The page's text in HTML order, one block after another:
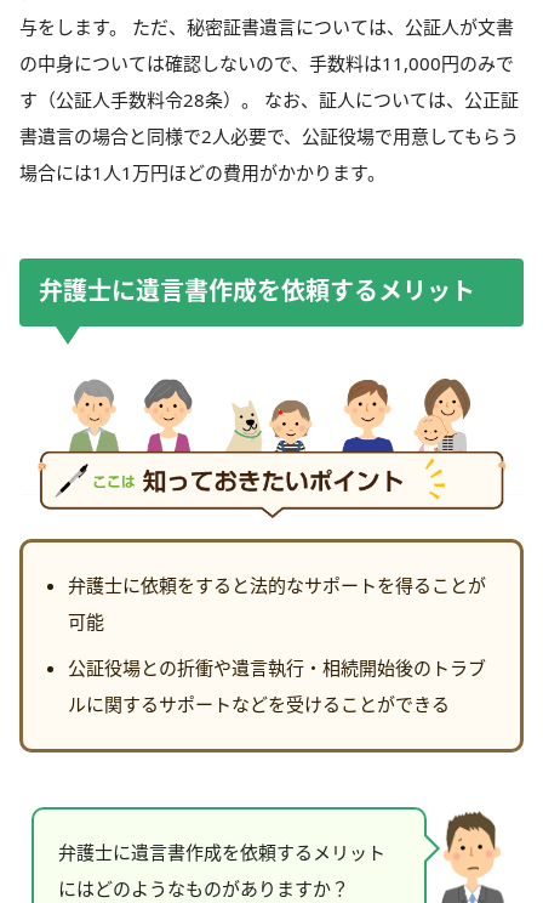
与をします。 ただ、秘密証書遺言については、公証人が文書
の中身については確認しないので、手数料は11,000円のみで
す（公証人手数料令28条）。 なお、証人については、公正証
書遺言の場合と同様で2人必要で、公証役場で用意してもらう
場合には1人1万円ほどの費用がかかります。
弁護士に遺言書作成を依頼するメリット
弁護士に依頼をすると法的なサポートを得ることが
可能
公証役場との折衝や遺言執行・相続開始後のトラブ
ルに関するサポートなどを受けることができる
弁護士に遺言書作成を依頼するメリット
にはどのようなものがありますか？